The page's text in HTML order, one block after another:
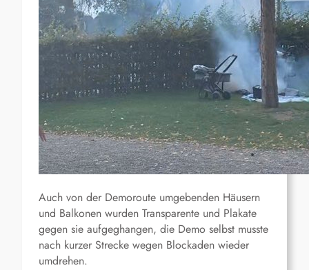
Auch von der Demoroute umgebenden Häusern
und Balkonen wurden Transparente und Plakate
gegen sie aufgeghangen, die Demo selbst musste
nach kurzer Strecke wegen Blockaden wieder
umdrehen.